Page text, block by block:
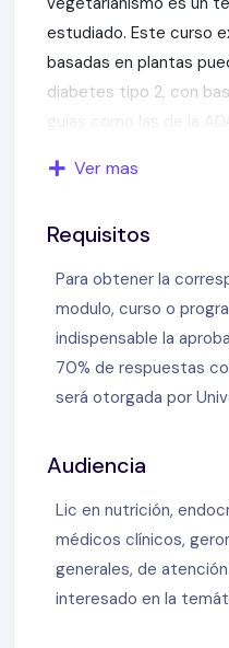
estudiado. Este curso
basadas en plantas
diabetes tipo 2, con
guías como las de la
Definición de Diabetes
cultural – Cambios
cambios en el
Mellitus tipo 2 –
– Tipos de dietas
Plan alimentario para
Tipos de alimentación
Patrones alimentarios –
vida – Alimentación
de los dietistas
vegetarianismo y
y riesgo de DM2 –
Ver mas
Requisitos
Para obtener la
modulo, curso o
indispensable la
70% de respuestas
será otorgada por
Audiencia
Lic en nutrición,
médicos clínicos,
generales, de
interesado en la